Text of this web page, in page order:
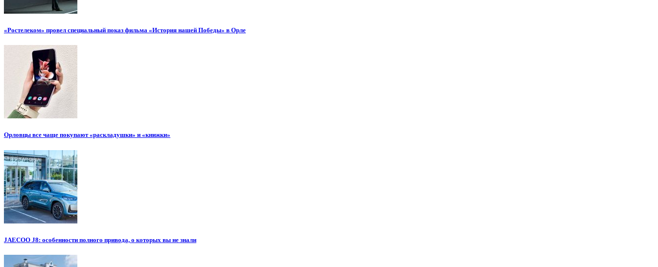
«Ростелеком» провел специальный показ фильма «История нашей Победы» в Орле
Орловцы все чаще покупают «раскладушки» и «книжки»
JAECOO J8: особенности полного привода, о которых вы не знали